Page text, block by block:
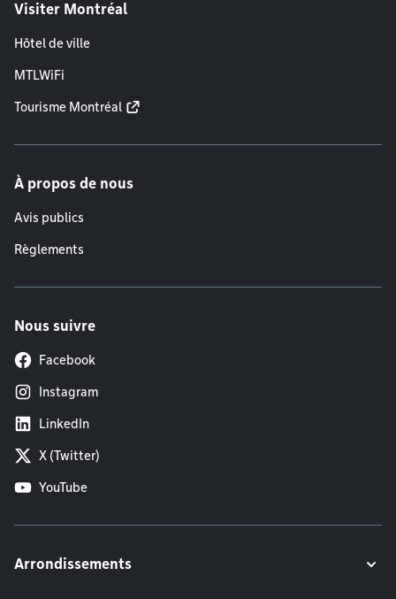
Visiter Montréal
Hôtel de ville
MTLWiFi
Tourisme Montréal
À propos de nous
Avis publics
Règlements
Nous suivre
Facebook
Instagram
LinkedIn
X (Twitter)
YouTube
Arrondissements